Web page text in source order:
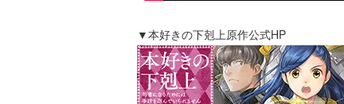
▼本好きの下剋上原作公式HP